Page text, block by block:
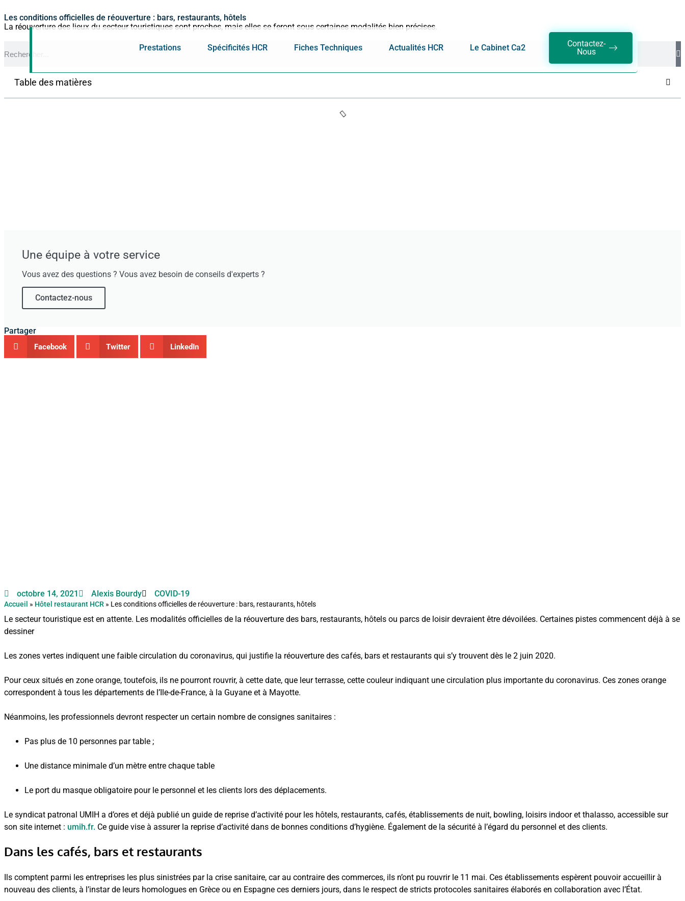
Prestations Spécificités HCR Fiches Techniques Actualités HCR Le Cabinet Ca2
Contactez-
Nous
Les conditions officielles de réouverture : bars, restaurants, hôtels
La réouverture des lieux du secteur touristiques sont proches, mais elles se feront sous certaines modalités bien précises.
Table des matières
Une équipe à votre service
Vous avez des questions ? Vous avez besoin de conseils d'experts ?
Contactez-nous
Partager
Facebook Twitter LinkedIn
octobre 14, 2021 Alexis Bourdy COVID-19
Accueil » Hôtel restaurant HCR » Les conditions officielles de réouverture : bars, restaurants, hôtels
Le secteur touristique est en attente. Les modalités officielles de la réouverture des bars, restaurants, hôtels ou parcs de loisir devraient être dévoilées. Certaines pistes commencent déjà à se
dessiner
Les zones vertes indiquent une faible circulation du coronavirus, qui justifie la réouverture des cafés, bars et restaurants qui s’y trouvent dès le 2 juin 2020.
Pour ceux situés en zone orange, toutefois, ils ne pourront rouvrir, à cette date, que leur terrasse, cette couleur indiquant une circulation plus importante du coronavirus. Ces zones orange
correspondent à tous les départements de l’Ile-de-France, à la Guyane et à Mayotte.
Néanmoins, les professionnels devront respecter un certain nombre de consignes sanitaires :
Pas plus de 10 personnes par table ;
Une distance minimale d’un mètre entre chaque table
Le port du masque obligatoire pour le personnel et les clients lors des déplacements.
Le syndicat patronal UMIH a d’ores et déjà publié un guide de reprise d’activité pour les hôtels, restaurants, cafés, établissements de nuit, bowling, loisirs indoor et thalasso, accessible sur
son site internet : umih.fr. Ce guide vise à assurer la reprise d’activité dans de bonnes conditions d’hygiène. Également de la sécurité à l’égard du personnel et des clients.
Dans les cafés, bars et restaurants
Ils comptent parmi les entreprises les plus sinistrées par la crise sanitaire, car au contraire des commerces, ils n’ont pu rouvrir le 11 mai. Ces établissements espèrent pouvoir accueillir à
nouveau des clients, à l’instar de leurs homologues en Grèce ou en Espagne ces derniers jours, dans le respect de stricts protocoles sanitaires élaborés en collaboration avec l’État.